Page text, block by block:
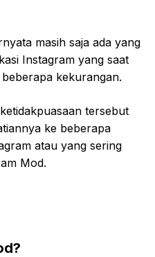
masih saja ada yang
Instagram yang saat
kekurangan.
tersebut
ke beberapa
atau yang sering
Mod.